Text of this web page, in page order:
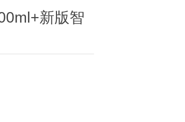
新版智